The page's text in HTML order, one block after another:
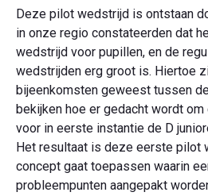
Deze pilot wedstrijd is ontstaan
in onze regio constateerden dat
wedstrijd voor pupillen, en de
wedstrijden erg groot is. Hiertoe
bijeenkomsten geweest tussen
bekijken hoe er gedacht wordt
voor in eerste instantie de D
Het resultaat is deze eerste pilot
concept gaat toepassen waarin
probleempunten aangepakt